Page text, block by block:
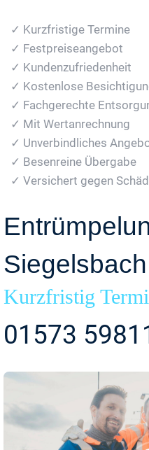
✓ Kurzfristige Termine
✓ Festpreiseangebot
✓ Kundenzufriedenheit
✓ Kostenlose
✓ Fachgerechte
✓ Mit Wertanrechnung
✓ Unverbindliches
✓ Besenreine Übergabe
✓ Versichert gegen
Siegelsbach
Kurzfristig
01573